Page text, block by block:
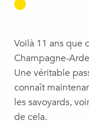
Voilà 11 ans que
Champagne-
Une véritable
connaît
les savoyards,
de cela.